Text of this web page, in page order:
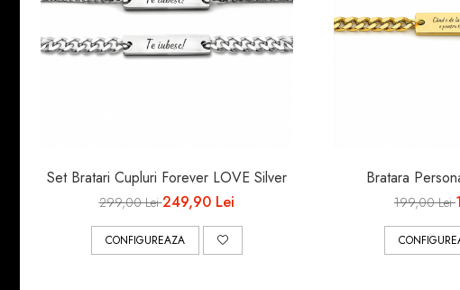
Set Bratari Cupluri Forever LOVE Silver
299,00 Lei249,90 Lei
CONFIGUREAZA
Bratara
199,00 Lei